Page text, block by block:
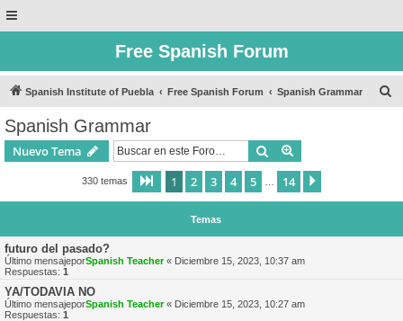
Free Spanish Forum
Spanish Institute of Puebla Free Spanish Forum Spanish Grammar
Spanish Grammar
Nuevo Tema Buscar
330 temas Página de 14
1 2 3 4 5 14
Temas
futuro del pasado?
Último mensajeporSpanish Teacher« Diciembre 15, 2023, 10:37 am
Respuestas: 1
YA/TODAVIA NO
Último mensajeporSpanish Teacher« Diciembre 15, 2023, 10:27 am
Respuestas: 1